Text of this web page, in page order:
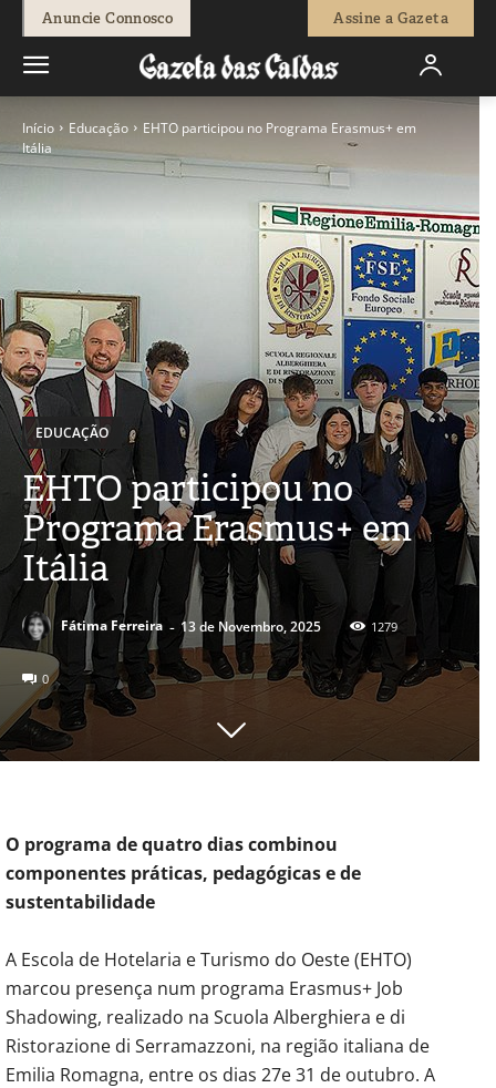
Anuncie Connosco Assine a Gazeta
Início Educação
EHTO participou no Programa Erasmus+ em
Itália
EDUCAÇÃO
EHTO participou no
Programa Erasmus+ em
Itália
Fátima Ferreira - 13 de Novembro, 2025 1279
0
O programa de quatro dias combinou
componentes práticas, pedagógicas e de
sustentabilidade
A Escola de Hotelaria e Turismo do Oeste (EHTO)
marcou presença num programa Erasmus+ Job
Shadowing, realizado na Scuola Alberghiera e di
Ristorazione di Serramazzoni, na região italiana de
Emilia Romagna, entre os dias 27e 31 de outubro. A